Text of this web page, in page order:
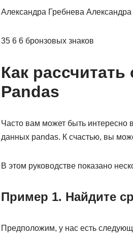
Александра Гребнева
35 6 6 бронзовых знаков
Как
Pandas
Часто вам может быть интересно
данных pandas. К счастью, вы
В этом руководстве показано
Пример 1. Найдите
Предположим, у нас есть